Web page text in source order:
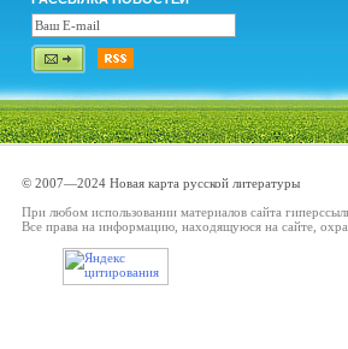
© 2007—2024 Новая карта русской литературы
При любом использовании материалов сайта
Все права на информацию, находящуюся на сайте,